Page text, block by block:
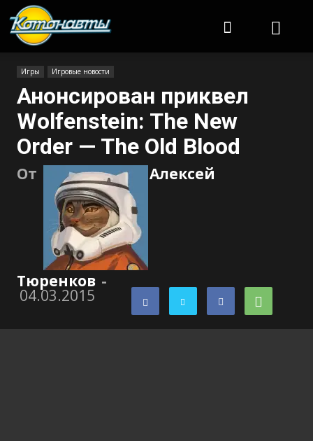
Игры Игровые новости
Анонсирован приквел
Wolfenstein: The New
Order — The Old Blood
От Алексей
Тюренков -
04.03.2015